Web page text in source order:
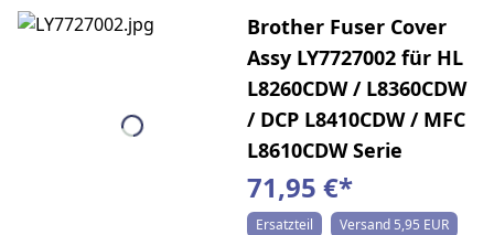
Brother Fuser Cover
Assy LY7727002 für HL
L8260CDW / L8360CDW
/ DCP L8410CDW / MFC
L8610CDW Serie
71,95 €*
Ersatzteil Versand 5,95 EUR